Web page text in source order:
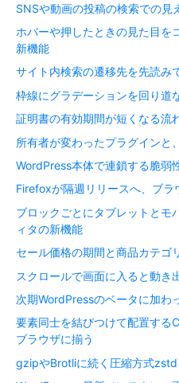
SNSや動画の投稿の検索での
ホバーや押したときの見た目を
新機能
サイト内検索の遷移先を先読み
枠線にグラデーションを回り道
証明書の有効期間が短くなる流
所有者が変わったプラグインと
WordPress本体で連鎖する脆弱
Firefoxが隔週リリースへ、ブラ
ブロックごとにタブレットとモ
ィタの新機能
セール価格の期間と商品カテゴ
スクロールで画面に入ると動き
次期WordPressのベータに加わ
要素同士を結びつけて配置する
ブラウザに揃う
gzipやBrotliに続く圧縮方式zstd